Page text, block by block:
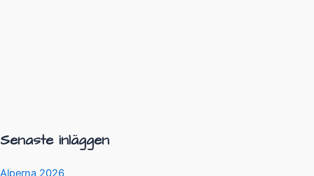
Senaste inläggen
Alperna 2026